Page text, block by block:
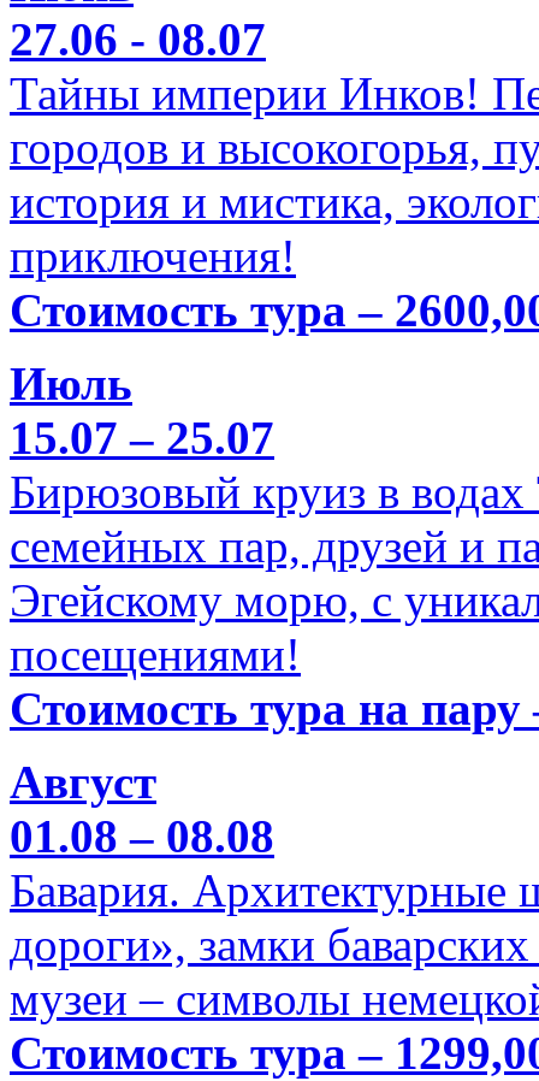
27.06 - 08.07
Тайны империи Инков!
городов и высокогорья,
история и мистика,
приключения!
Стоимость тура –
Июль
15.07 – 25.07
Бирюзовый круиз в
семейных пар, друзей и
Эгейскому морю, с
посещениями!
Стоимость тура на пару
Август
01.08 – 08.08
Бавария. Архитектурные
дороги», замки
музеи – символы
Стоимость тура –